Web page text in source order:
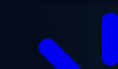
Saltar para o conteúdo principal